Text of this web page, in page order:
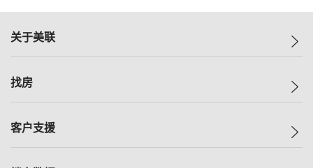
关于美联
美联集团
人才招募
找房
一手新房
客户支援